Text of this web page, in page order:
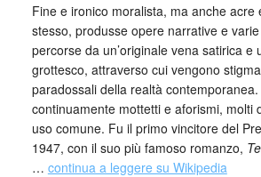
Fine e ironico moralista, ma anche acre
stesso, produsse opere narrative e
percorse da un’originale vena satirica e
grottesco, attraverso cui vengono
paradossali della realtà
continuamente mottetti e aforismi, molti
uso comune. Fu il primo vincitore del
1947, con il suo più famoso romanzo,
… continua a leggere su Wikipedia